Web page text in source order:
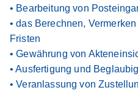
• Bearbeitung von
• das Berechnen,
Fristen
• Gewährung von
• Ausfertigung und
• Veranlassung von